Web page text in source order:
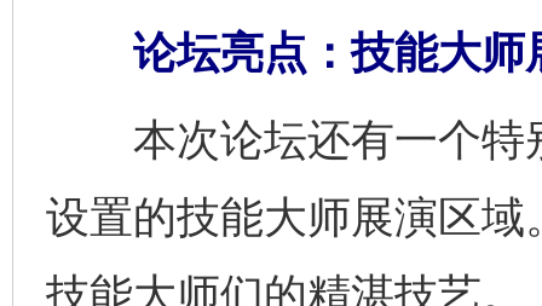
论坛亮点：技能大师
本次论坛还有一个特
设置的技能大师展演区
技能大师们的精湛技艺。